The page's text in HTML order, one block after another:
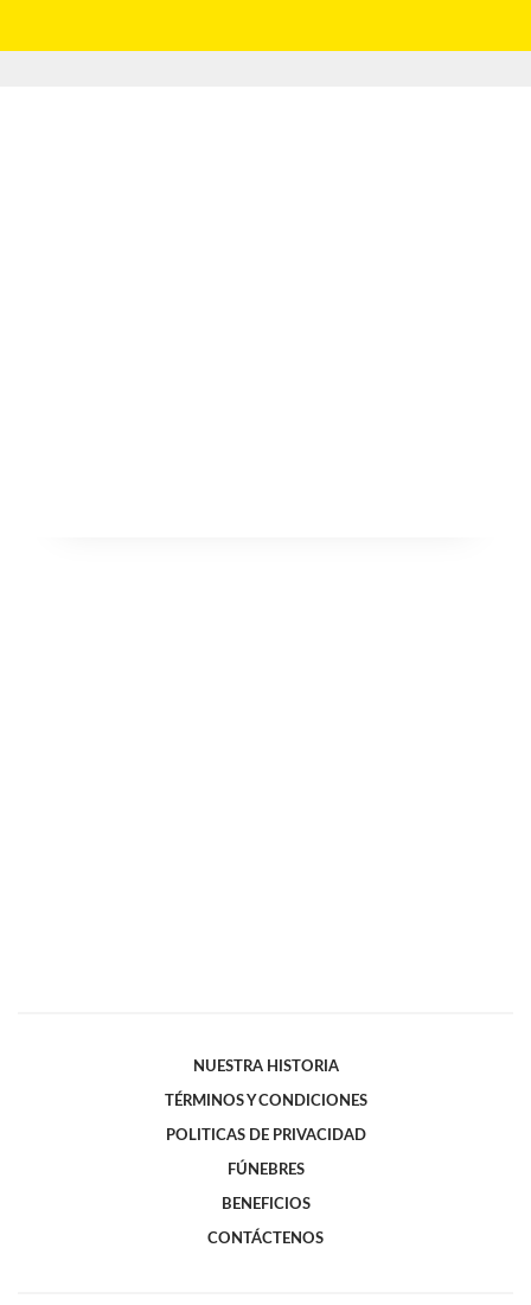
NUESTRA HISTORIA
TÉRMINOS Y CONDICIONES
POLITICAS DE PRIVACIDAD
FÚNEBRES
BENEFICIOS
CONTÁCTENOS